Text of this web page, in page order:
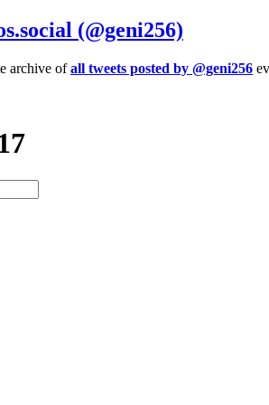
(@geni256)
archive ofall tweets posted by @geni256